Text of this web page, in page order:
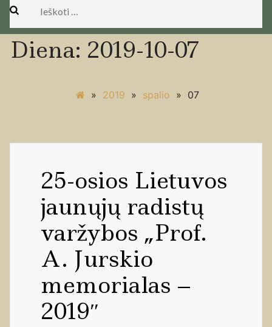
Ieškoti:
Diena: 2019-10-07
» 2019 » spalio » 07
25-osios Lietuvos
jaunųjų radistų
varžybos „Prof.
A. Jurskio
memorialas –
2019″